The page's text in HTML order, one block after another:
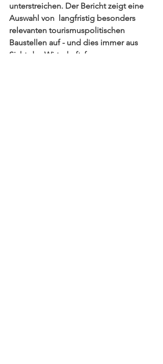
unterstreichen. Der Bericht zeigt eine
Auswahl von  langfristig besonders
relevanten tourismuspolitischen
Baustellen auf - und dies immer aus
Sicht des Wirtschaftsforums